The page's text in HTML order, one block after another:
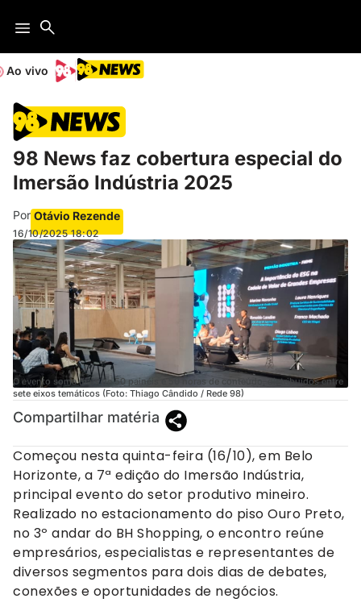
Ao vivo
98 News faz cobertura especial do
Imersão Indústria 2025
Por Otávio Rezende
16/10/2025 18:02
O evento soma mais de 50 painéis e 50 horas de conteúdo, distribuídos entre
sete eixos temáticos (Foto: Thiago Cândido / Rede 98)
Compartilhar matéria
Começou nesta quinta-feira (16/10), em Belo
Horizonte, a 7ª edição do Imersão Indústria,
principal evento do setor produtivo mineiro.
Realizado no estacionamento do piso Ouro Preto,
no 3º andar do BH Shopping, o encontro reúne
empresários, especialistas e representantes de
diversos segmentos para dois dias de debates,
conexões e oportunidades de negócios.